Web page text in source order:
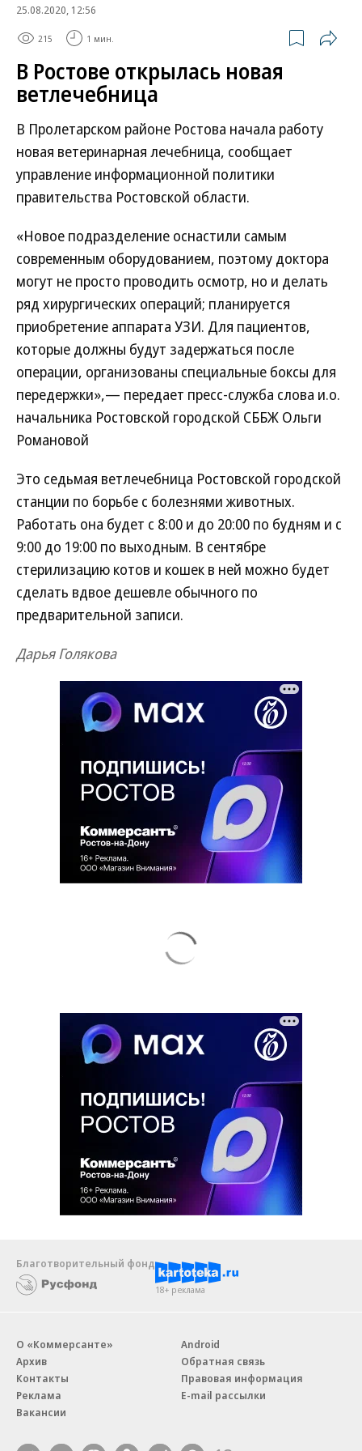
25.08.2020, 12:56
215 1 мин.
В Ростове открылась новая
ветлечебница
В Пролетарском районе Ростова начала работу
новая ветеринарная лечебница, сообщает
управление информационной политики
правительства Ростовской области.
«Новое подразделение оснастили самым
современным оборудованием, поэтому доктора
могут не просто проводить осмотр, но и делать
ряд хирургических операций; планируется
приобретение аппарата УЗИ. Для пациентов,
которые должны будут задержаться после
операции, организованы специальные боксы для
передержки»,— передает пресс-служба слова и.о.
начальника Ростовской городской СББЖ Ольги
Романовой
Это седьмая ветлечебница Ростовской городской
станции по борьбе с болезнями животных.
Работать она будет с 8:00 и до 20:00 по будням и с
9:00 до 19:00 по выходным. В сентябре
стерилизацию котов и кошек в ней можно будет
сделать вдвое дешевле обычного по
предварительной записи.
Дарья Голякова
Благотворительный фонд
18+ реклама
О «Коммерсанте»
Архив
Контакты
Реклама
Вакансии
Android
Обратная связь
Правовая информация
E-mail рассылки